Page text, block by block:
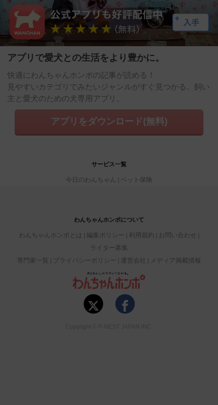
アプリで愛犬との生活をより豊かに。
快適にわんちゃんホンポの記事が読める！
見やすいカテゴリでみたいジャンルがすぐ見つかる。飼い
主と愛犬のための犬専用アプリ。
アプリをダウンロード(無料)
サービス一覧
今日のわんちゃん ペット保険
わんちゃんホンポについて
わんちゃんホンポとは 編集ポリシー 利用規約
お問い合わせ
ライター募集
専門家一覧
プライバシーポリシー 運営会社 メディア掲載情報